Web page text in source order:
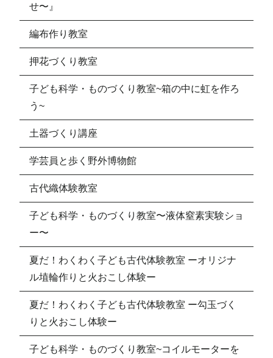
せ〜』
編布作り教室
押花づくり教室
子ども科学・ものづくり教室~箱の中に虹を作ろ
う~
土器づくり講座
学芸員と歩く野外博物館
古代織体験教室
子ども科学・ものづくり教室〜液体窒素実験ショ
ー〜
夏だ！わくわく子ども古代体験教室 ーオリジナ
ル埴輪作りと火おこし体験ー
夏だ！わくわく子ども古代体験教室 ー勾玉づく
りと火おこし体験ー
子ども科学・ものづくり教室~コイルモーターを